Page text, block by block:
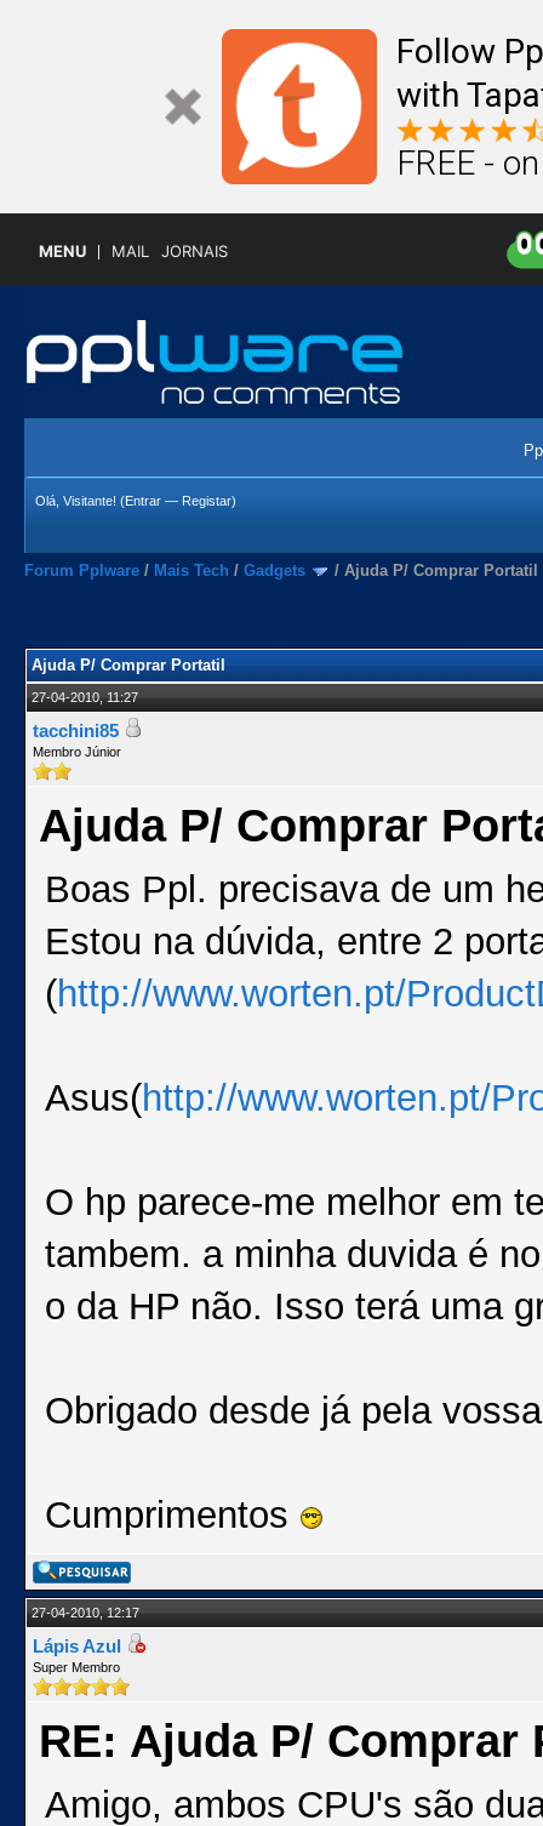
Follow
with
FREE -
MENU MAIL JORNAIS
Olá, Visitante! (Entrar — Registar)
Forum Pplware / Mais Tech / Gadgets / Ajuda P/ Comprar Portatil
Ajuda P/ Comprar Portatil
27-04-2010, 11:27
tacchini85
Membro Júnior
Ajuda P/ Comprar
Boas Ppl. precisava de um
Estou na dúvida, entre 2
(http://www.worten.pt/
Asus(http://www.worten.pt/
O hp parece-me melhor em
tambem. a minha duvida é
o da HP não. Isso terá uma
Obrigado desde já pela
Cumprimentos
27-04-2010, 12:17
Lápis Azul
Super Membro
RE: Ajuda P/ Comprar
Amigo, ambos CPU's são